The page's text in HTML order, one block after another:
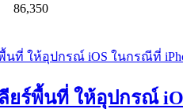
86,350
ร์พื้นที่ ให้อุปกรณ์